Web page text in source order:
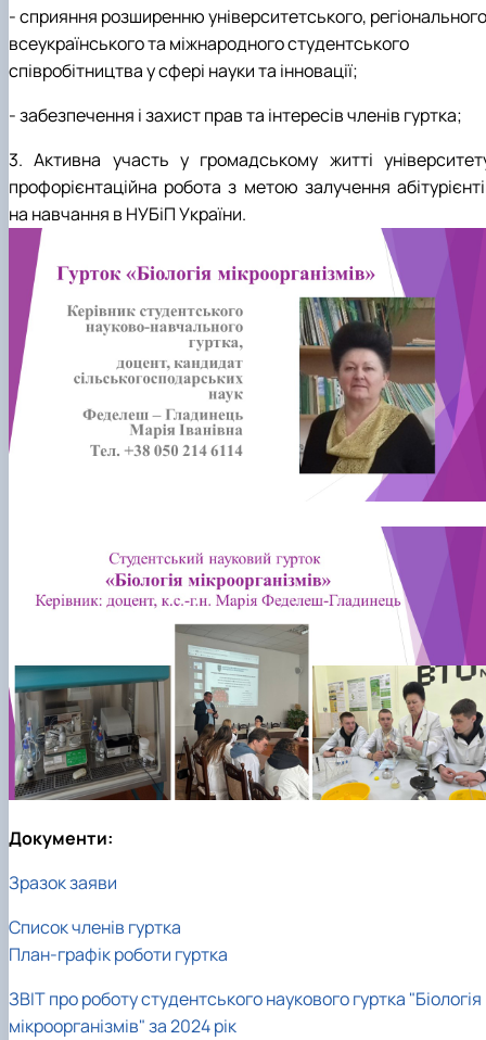
- сприяння розширенню університетського,
всеукраїнського та міжнародного студентського
співробітництва у сфері науки та інновації;
- забезпечення і захист прав та інтересів членів гуртка;
3. Активна участь у громадському житті
профорієнтаційна робота з метою залучення
на навчання в НУБіП України.
Документи:
Зразок заяви
Список членів гуртка
План-графік роботи гуртка
ЗВІТ про роботу студентського наукового гуртка "Біологія
мікроорганізмів" за 2024 рік